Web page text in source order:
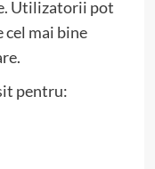
Utilizatorii pot
cel mai bine
pentru: